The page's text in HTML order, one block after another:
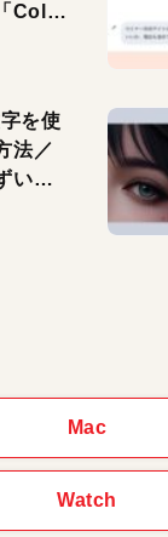
Color
を使
法／
いと
Mac
Watch